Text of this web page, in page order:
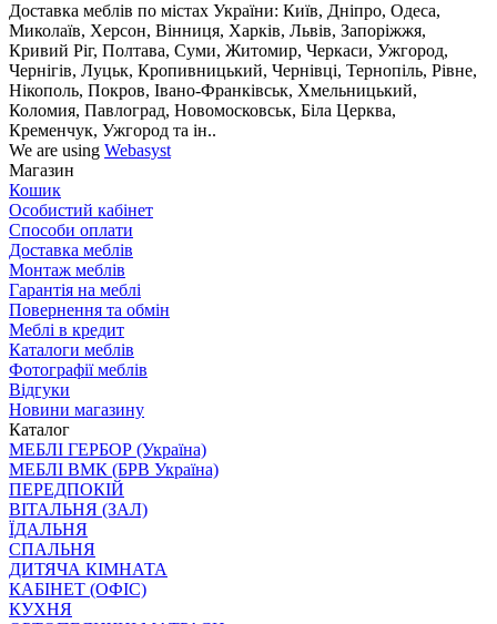
Доставка меблів по містах України: Київ, Дніпро, Одеса,
Миколаїв, Херсон, Вінниця, Харків, Львів, Запоріжжя,
Кривий Ріг, Полтава, Суми, Житомир, Черкаси, Ужгород,
Чернігів, Луцьк, Кропивницький, Чернівці, Тернопіль, Рівне,
Нікополь, Покров, Івано-Франківськ, Хмельницький,
Коломия, Павлоград, Новомосковськ, Біла Церква,
Кременчук, Ужгород та ін..
We are using Webasyst
Магазин
Кошик
Особистий кабінет
Способи оплати
Доставка меблів
Монтаж меблів
Гарантія на меблі
Повернення та обмін
Меблі в кредит
Каталоги меблів
Фотографії меблів
Відгуки
Новини магазину
Каталог
МЕБЛІ ГЕРБОР (Україна)
МЕБЛІ ВМК (БРВ Україна)
ПЕРЕДПОКІЙ
ВІТАЛЬНЯ (ЗАЛ)
ЇДАЛЬНЯ
СПАЛЬНЯ
ДИТЯЧА КІМНАТА
КАБІНЕТ (ОФІС)
КУХНЯ